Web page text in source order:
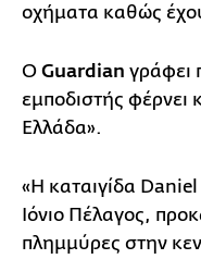
οχήματα καθώς
Ο Guardian γράφει
εμποδιστής φέρνει
Ελλάδα».
«Η καταιγίδα
Ιόνιο Πέλαγος,
πλημμύρες στην